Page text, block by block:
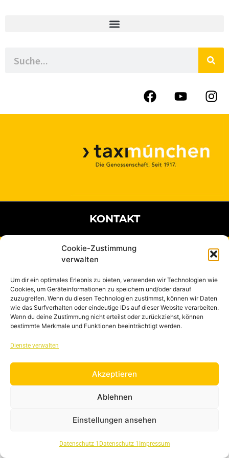
Cookie-Zustimmung
verwalten
Um dir ein optimales Erlebnis zu bieten, verwenden wir Technologien wie
Cookies, um Geräteinformationen zu speichern und/oder darauf
zuzugreifen. Wenn du diesen Technologien zustimmst, können wir Daten
wie das Surfverhalten oder eindeutige IDs auf dieser Website verarbeiten.
Wenn du deine Zustimmung nicht erteilst oder zurückziehst, können
bestimmte Merkmale und Funktionen beeinträchtigt werden.
Dienste verwalten
Akzeptieren
Ablehnen
Einstellungen ansehen
Datenschutz 1 Datenschutz 1 Impressum
KONTAKT
IMPRESSUM
DATENSCHUTZ
AGB
JOBS/ KARRIERE